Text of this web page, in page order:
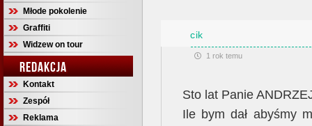
Młode pokolenie
Graffiti
Widzew on tour
REDAKCJA
Kontakt
Zespół
Reklama
cik
1 rok temu
Sto lat Panie
Ile bym dał abyśmy